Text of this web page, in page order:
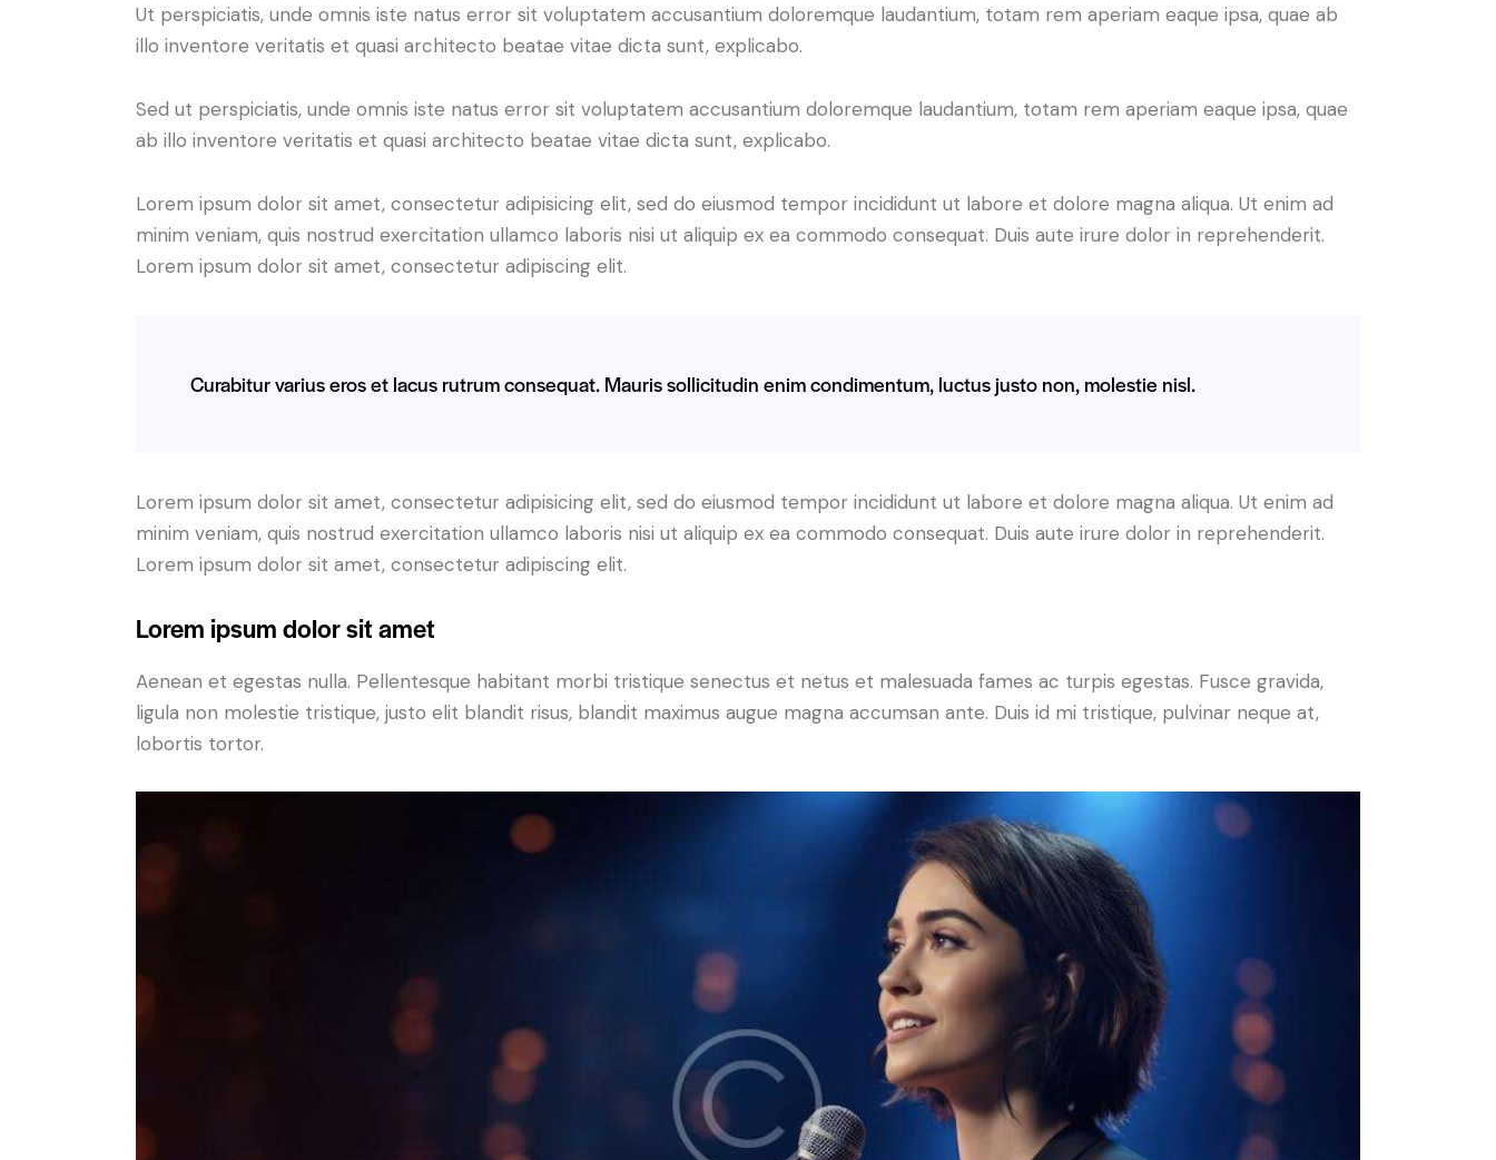
Ut perspiciatis, unde omnis iste natus error sit voluptatem accusantium doloremque laudantium, totam rem aperiam eaque ipsa, quae ab
illo inventore veritatis et quasi architecto beatae vitae dicta sunt, explicabo.
Sed ut perspiciatis, unde omnis iste natus error sit voluptatem accusantium doloremque laudantium, totam rem aperiam eaque ipsa, quae
ab illo inventore veritatis et quasi architecto beatae vitae dicta sunt, explicabo.
Lorem ipsum dolor sit amet, consectetur adipisicing elit, sed do eiusmod tempor incididunt ut labore et dolore magna aliqua. Ut enim ad
minim veniam, quis nostrud exercitation ullamco laboris nisi ut aliquip ex ea commodo consequat. Duis aute irure dolor in reprehenderit.
Lorem ipsum dolor sit amet, consectetur adipiscing elit.
Curabitur varius eros et lacus rutrum consequat. Mauris sollicitudin enim condimentum, luctus justo non, molestie nisl.
Lorem ipsum dolor sit amet, consectetur adipisicing elit, sed do eiusmod tempor incididunt ut labore et dolore magna aliqua. Ut enim ad
minim veniam, quis nostrud exercitation ullamco laboris nisi ut aliquip ex ea commodo consequat. Duis aute irure dolor in reprehenderit.
Lorem ipsum dolor sit amet, consectetur adipiscing elit.
Lorem ipsum dolor sit amet
Aenean et egestas nulla. Pellentesque habitant morbi tristique senectus et netus et malesuada fames ac turpis egestas. Fusce gravida,
ligula non molestie tristique, justo elit blandit risus, blandit maximus augue magna accumsan ante. Duis id mi tristique, pulvinar neque at,
lobortis tortor.